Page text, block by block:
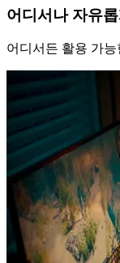
어디서나 자유롭
어디서든 활용 가